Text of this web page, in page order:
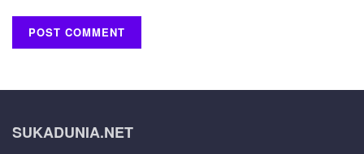
SUKADUNIA.NET